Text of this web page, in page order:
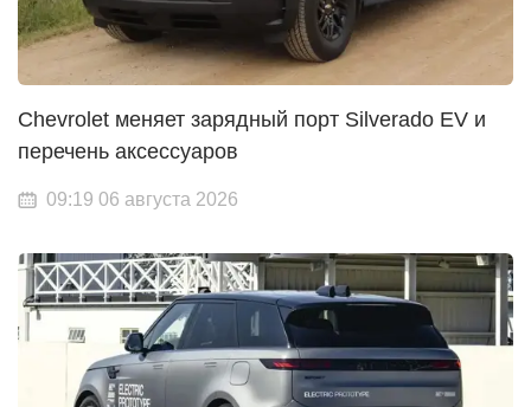
Chevrolet меняет зарядный порт Silverado EV и
перечень аксессуаров
09:19 06 августа 2026